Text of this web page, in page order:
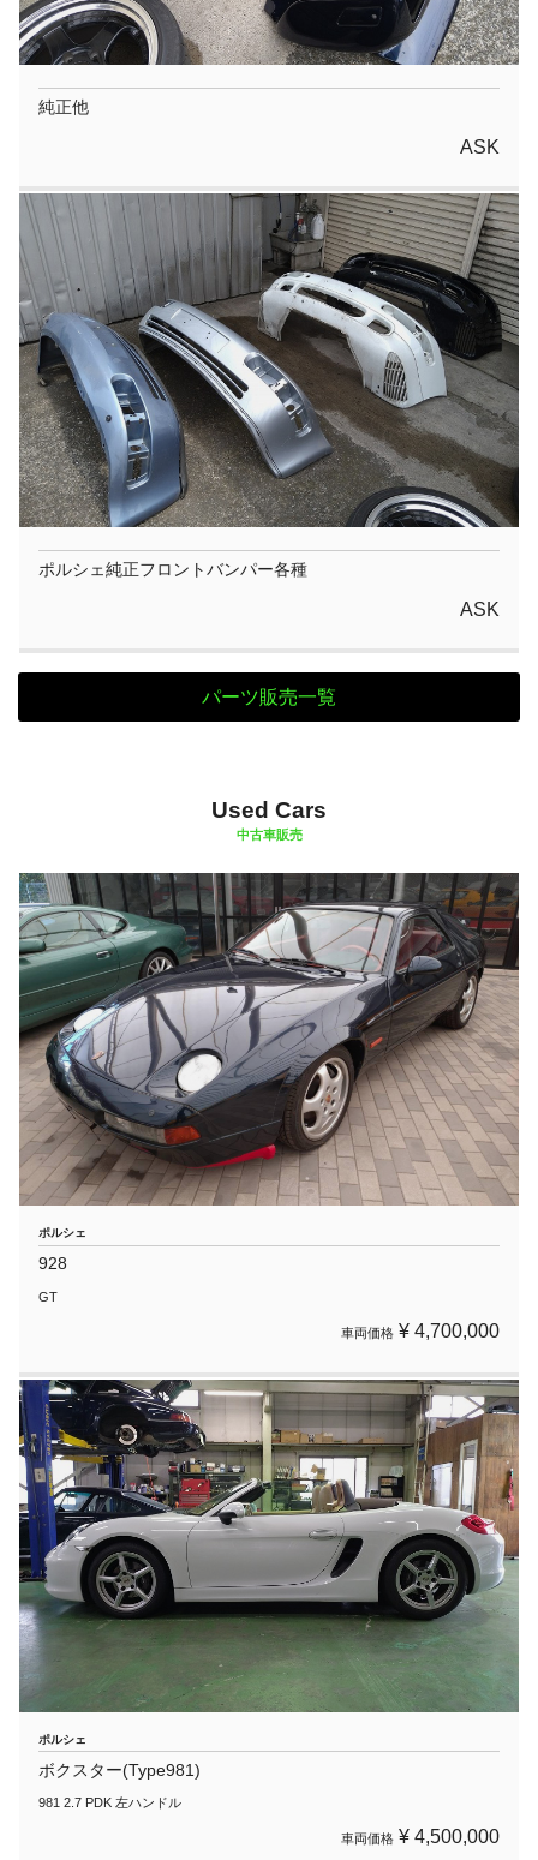
純正他
ASK
ポルシェ純正フロントバンパー各種
ASK
パーツ販売一覧
Used Cars
中古車販売
ポルシェ
928
GT
車両価格 ¥ 4,700,000
ポルシェ
ボクスター(Type981)
981 2.7 PDK 左ハンドル
車両価格 ¥ 4,500,000